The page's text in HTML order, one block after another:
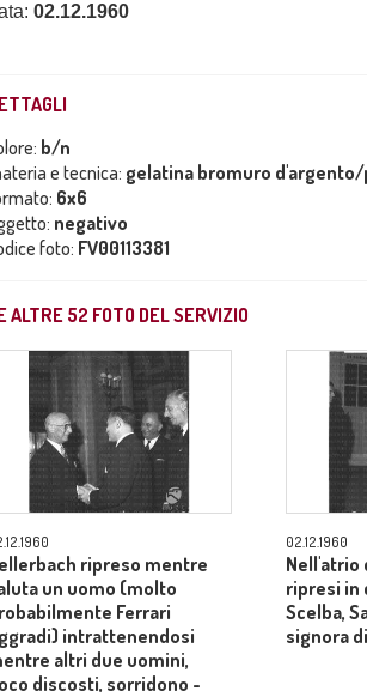
02.12.1960
b/n
e tecnica: gelatina bromuro
6x6
negativo
foto: FV00113381
ALTRE 52 FOTO DEL SERVIZIO
ripreso mentre
un uomo (molto
Ferrari
intrattenendosi
altri due uomini,
discosti, sorridono -
02.12.1960
Nell'atrio
ripresi in
Scelba,
signora